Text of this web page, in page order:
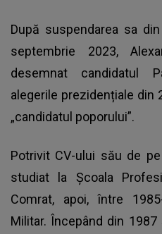
După suspendarea sa
septembrie 2023,
desemnat candidatul
alegerile prezidențiale din
„candidatul poporului”.
Potrivit CV-ului său de
studiat la Școala
Comrat, apoi, între
Militar. Începând din